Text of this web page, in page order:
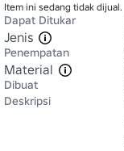
Item ini sedang tidak dijual.
Dapat Ditukar
Jenis
Penempatan
Material
Dibuat
Deskripsi